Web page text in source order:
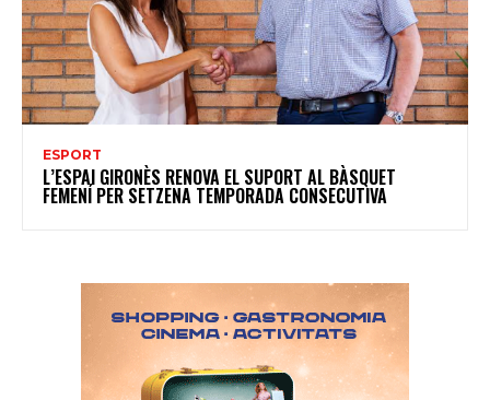
ESPORT
L’ESPAI GIRONÈS RENOVA EL SUPORT AL BÀSQUET
FEMENÍ PER SETZENA TEMPORADA CONSECUTIVA